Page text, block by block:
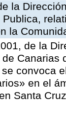
la
la
de la
Canarias
convoca
en el
Santa